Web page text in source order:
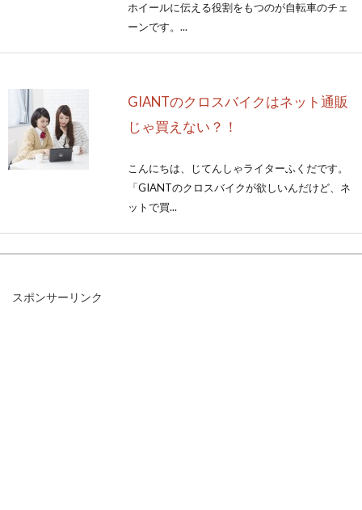
ホイールに伝える役割をもつのが自転車のチェ
ーンです。...
GIANTのクロスバイクはネット通販
じゃ買えない？！
こんにちは、じてんしゃライターふくだです。
「GIANTのクロスバイクが欲しいんだけど、ネ
ットで買...
スポンサーリンク